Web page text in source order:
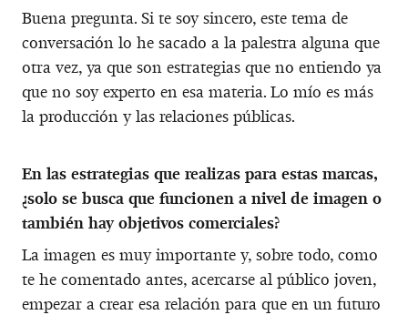
Buena pregunta. Si te soy sincero, este tema de
conversación lo he sacado a la palestra alguna que
otra vez, ya que son estrategias que no entiendo ya
que no soy experto en esa materia. Lo mío es más
la producción y las relaciones públicas.
En las estrategias que realizas para estas marcas,
¿solo se busca que funcionen a nivel de imagen o
también hay objetivos comerciales?
La imagen es muy importante y, sobre todo, como
te he comentado antes, acercarse al público joven,
empezar a crear esa relación para que en un futuro